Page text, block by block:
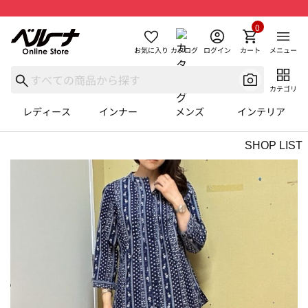
お気に入り カタログ ログイン カート
0
メニュー
カテゴリ
レディース インナー メンズ インテリア
SHOP LIST